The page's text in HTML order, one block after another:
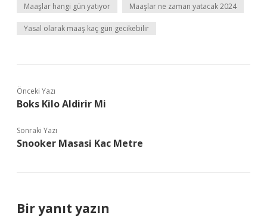
Maaşlar hangi gün yatıyor Maaşlar ne zaman yatacak 2024
Yasal olarak maaş kaç gün gecikebilir
Önceki Yazı
Boks Kilo Aldirir Mi
Sonraki Yazı
Snooker Masasi Kac Metre
Bir yanıt yazın